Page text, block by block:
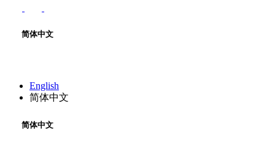
简体中文
English
简体中文
简体中文